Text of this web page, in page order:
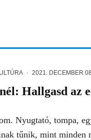
· 2021. DECEMBER 08.
Hallgasd az
Nyugtató, tompa,
tűnik, mint minden